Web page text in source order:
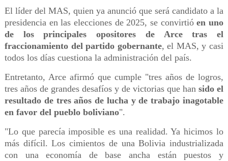
El líder del MAS, quien ya anunció que será candidato a la
presidencia en las elecciones de 2025, se convirtióen uno
de los principales opositores de Arce tras el
fraccionamiento del partido gobernante, el MAS, y casi
todos los días cuestiona la administración del país.
Entretanto, Arce afirmó que cumple "tres años de logros,
tres años de grandes desafíos y de victorias que hansido el
resultado de tres años de lucha y de trabajo inagotable
en favor del pueblo boliviano".
"Lo que parecía imposible es una realidad. Ya hicimos lo
más difícil. ​Los cimientos de una Bolivia industrializada
con una economía de base ancha están puestos y